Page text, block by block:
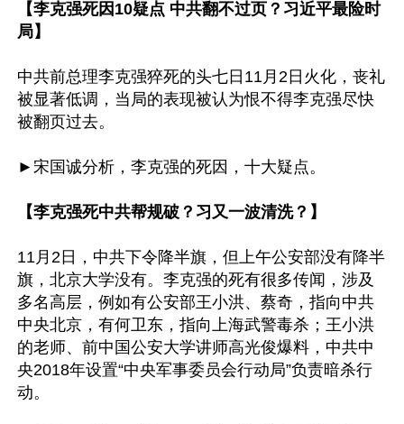
【李克强死因10疑点 中共翻不过页？习近平最险时
局】
中共前总理李克强猝死的头七日11月2日火化，丧礼
被显著低调，当局的表现被认为恨不得李克强尽快
被翻页过去。
►宋国诚分析，李克强的死因，十大疑点。
【李克强死中共帮规破？习又一波清洗？】
11月2日，中共下令降半旗，但上午公安部没有降半
旗，北京大学没有。李克强的死有很多传闻，涉及
多名高层，例如有公安部王小洪、蔡奇，指向中共
中央北京，有何卫东，指向上海武警毒杀；王小洪
的老师、前中国公安大学讲师高光俊爆料，中共中
央2018年设置“中央军事委员会行动局”负责暗杀行
动。